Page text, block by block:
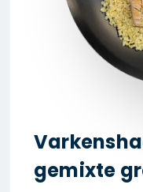
gemixte